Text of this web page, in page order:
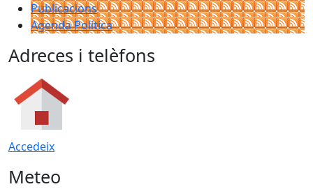
Publicacions
Agenda Política
Adreces i telèfons
Accedeix
Meteo